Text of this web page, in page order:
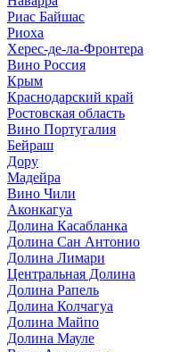
Риас Байшас
Риоха
Херес-де-ла-Фронтера
Вино Россия
Крым
Краснодарский край
Ростовская область
Вино Португалия
Бейраш
Дору
Мадейра
Вино Чили
Аконкагуа
Долина Касабланка
Долина Сан Антонио
Долина Лимари
Центральная Долина
Долина Рапель
Долина Колчагуа
Долина Майпо
Долина Мауле